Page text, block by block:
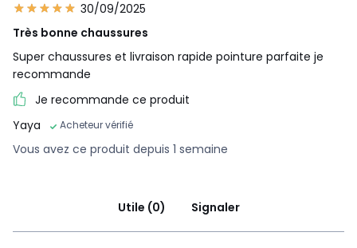
30/09/2025
Très bonne chaussures
Super chaussures et livraison rapide pointure parfaite je
recommande
Je recommande ce produit
Yaya
Acheteur vérifié
Vous avez ce produit depuis 1 semaine
Utile (0) Signaler